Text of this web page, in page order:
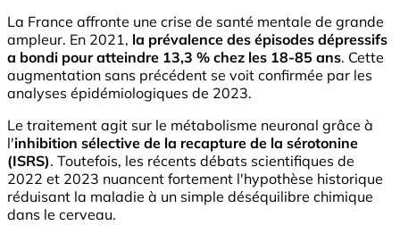
La France affronte une crise de santé mentale de grande
ampleur. En 2021, la prévalence des épisodes dépressifs
a bondi pour atteindre 13,3 % chez les 18-85 ans. Cette
augmentation sans précédent se voit confirmée par les
analyses épidémiologiques de 2023.
Le traitement agit sur le métabolisme neuronal grâce à
l'inhibition sélective de la recapture de la sérotonine
(ISRS). Toutefois, les récents débats scientifiques de
2022 et 2023 nuancent fortement l'hypothèse historique
réduisant la maladie à un simple déséquilibre chimique
dans le cerveau.